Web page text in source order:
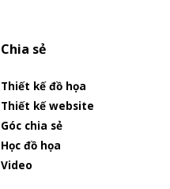
Chia sẻ
Thiết kế đồ họa
Thiết kế website
Góc chia sẻ
Học đồ họa
Video